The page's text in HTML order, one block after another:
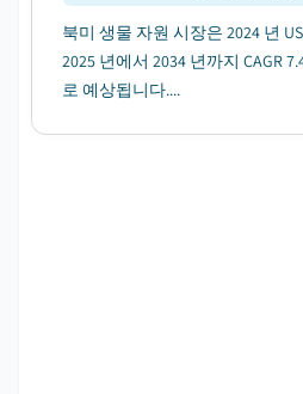
북미 생물 자원 시장은 2024 년
2025 년에서 2034 년까지 CAGR
로 예상됩니다....